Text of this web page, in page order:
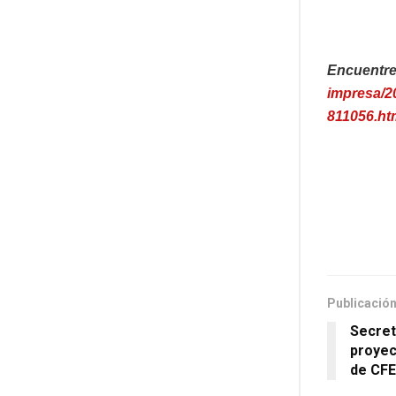
impresa/
de CFE